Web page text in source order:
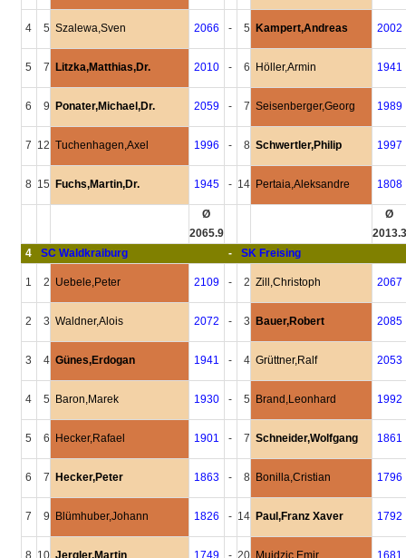
4 5 Szalewa,Sven 2066 - 5 Kampert,Andreas 2002
5 7 Litzka,Matthias,Dr. 2010 - 6 Höller,Armin 1941
6 9 Ponater,Michael,Dr. 2059 - 7 Seisenberger,Georg 1989
7 12 Tuchenhagen,Axel 1996 - 8 Schwertler,Philip 1997
8 15 Fuchs,Martin,Dr. 1945 - 14 Pertaia,Aleksandre 1808
Ø
2065.9
Ø
2013.3
4
SC Waldkraiburg - SK Freising
1 2 Uebele,Peter 2109 - 2 Zill,Christoph 2067
2 3 Waldner,Alois 2072 - 3 Bauer,Robert 2085
3 4 Günes,Erdogan 1941 - 4 Grüttner,Ralf 2053
4 5 Baron,Marek 1930 - 5 Brand,Leonhard 1992
5 6 Hecker,Rafael 1901 - 7 Schneider,Wolfgang 1861
6 7 Hecker,Peter 1863 - 8 Bonilla,Cristian 1796
7 9 Blümhuber,Johann 1826 - 14 Paul,Franz Xaver 1792